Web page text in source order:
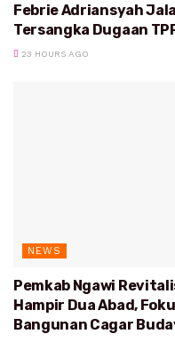
Febrie Adriansyah
Tersangka Dugaan
23 HOURS AGO
NEWS
Pemkab Ngawi
Hampir Dua Abad,
Bangunan Cagar